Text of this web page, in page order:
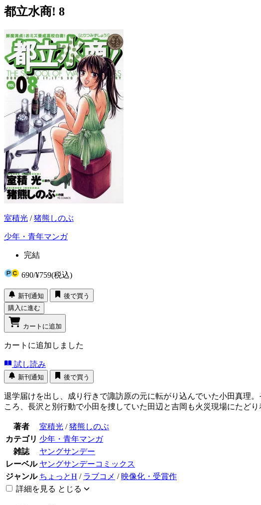
都立水商! 8
室積光 /猪熊しのぶ
少年・青年マンガ
完結
690/¥759(税込)
新刊通知
後で買う
購入に進む
カートに追加
カートに追加しました
試し読み
新刊通知 後で買う
退学届けを出し、成り行きで諏訪原の元に転がり込んでいた小田真理
ころ、長沢と別行動で小田を捜していた田辺と吉岡も火災現場にたど
著者 室積光 /猪熊しのぶ
カテゴリ 少年・青年マンガ
雑誌
ヤングサンデー
レーベル ヤングサンデーコミックス
ジャンル ちょっとH / ラブコメ / 映像化・受賞作
詳細を見る とじる